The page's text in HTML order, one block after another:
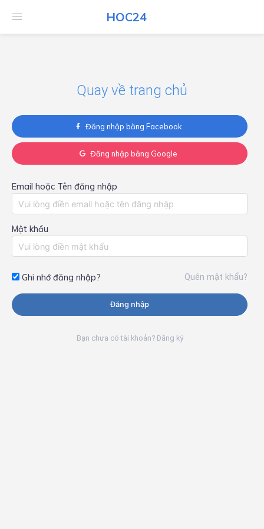
HOC24
HOC24
Quay về trang chủ
Đăng nhập bằng Facebook
Đăng nhập bằng Google
Email hoặc Tên đăng nhập
Mật khẩu
Ghi nhớ đăng nhập? Quên mật khẩu?
Đăng nhập
Bạn chưa có tài khoản? Đăng ký